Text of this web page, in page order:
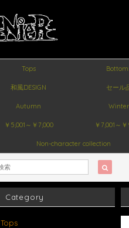
Tops
和風DESIGN セール
Autumn Winter
￥5,001～￥7,000 ￥7,001～
Non-character collection
Category
Tops